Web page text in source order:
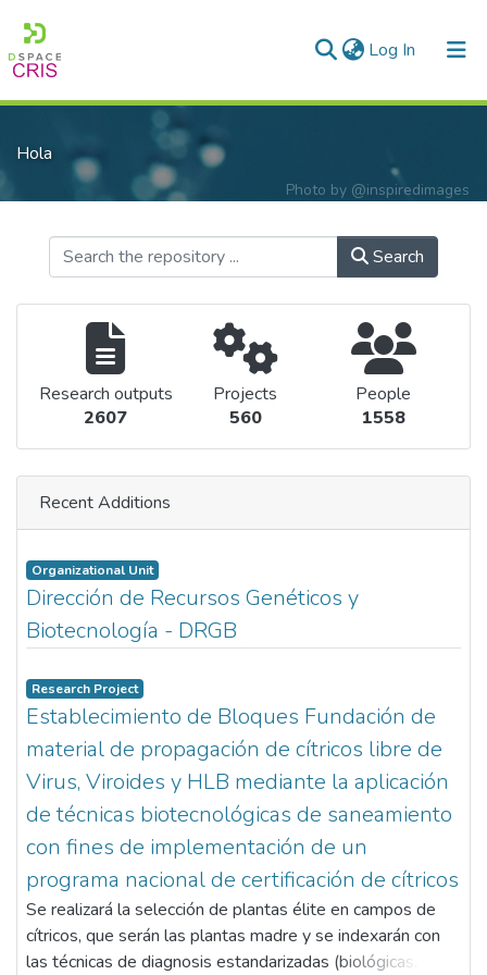
Log In (current)
Research Outputs
People
Hola
Photo by @inspiredimages
Search
Research outputs
2607
Projects
560
People
1558
Recent Additions
Organizational Unit
Dirección de Recursos Genéticos y
Biotecnología - DRGB
Research Project
Establecimiento de Bloques Fundación de
material de propagación de cítricos libre de
Virus, Viroides y HLB mediante la aplicación
de técnicas biotecnológicas de saneamiento
con fines de implementación de un
programa nacional de certificación de cítricos
Se realizará la selección de plantas élite en campos de
cítricos, que serán las plantas madre y se indexarán con
las técnicas de diagnosis estandarizadas (biológicas,